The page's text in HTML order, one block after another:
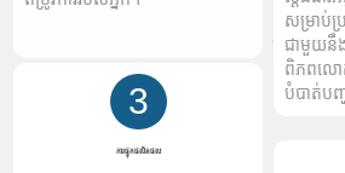
សម្រាប់ប្
ជាមួយនឹ
ពិភពលោ
បំបាត់ប
3
ការផ្ទុកផលិតផល